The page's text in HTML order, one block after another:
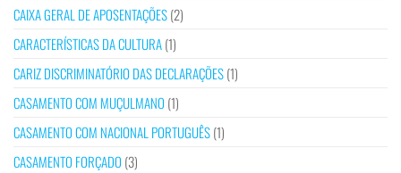
CAIXA GERAL DE APOSENTAÇÕES(2)
CARACTERÍSTICAS DA CULTURA(1)
CARIZ DISCRIMINATÓRIO DAS DECLARAÇÕES(1)
CASAMENTO COM MUÇULMANO (1)
CASAMENTO COM NACIONAL PORTUGUÊS(1)
CASAMENTO FORÇADO (3)